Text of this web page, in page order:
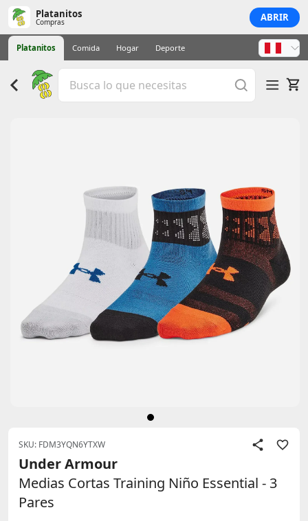
Platanitos
Compras ABRIR
Platanitos Comida Hogar Deporte
SKU: FDM3YQN6YTXW
Under Armour
Medias Cortas Training Niño Essential - 3
Pares